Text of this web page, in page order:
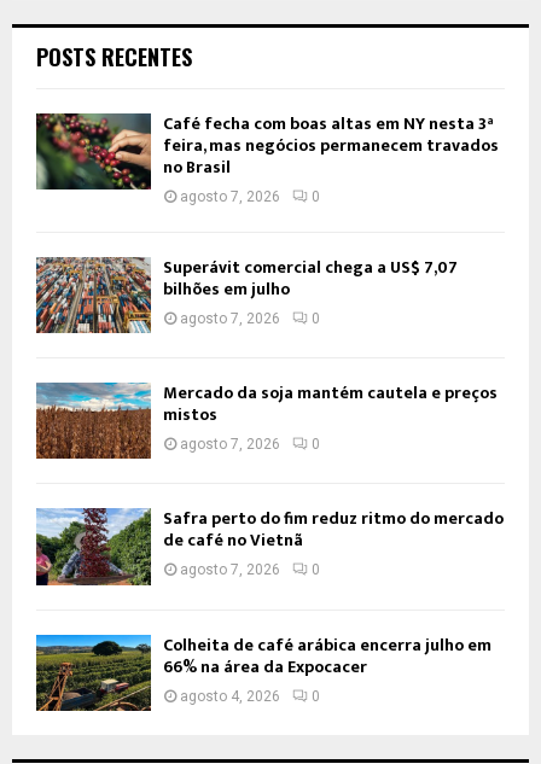
POSTS RECENTES
Café fecha com boas altas em NY nesta 3ª
feira, mas negócios permanecem travados
no Brasil
agosto 7, 2026 0
Superávit comercial chega a US$ 7,07
bilhões em julho
agosto 7, 2026 0
Mercado da soja mantém cautela e preços
mistos
agosto 7, 2026 0
Safra perto do fim reduz ritmo do mercado
de café no Vietnã
agosto 7, 2026 0
Colheita de café arábica encerra julho em
66% na área da Expocacer
agosto 4, 2026 0